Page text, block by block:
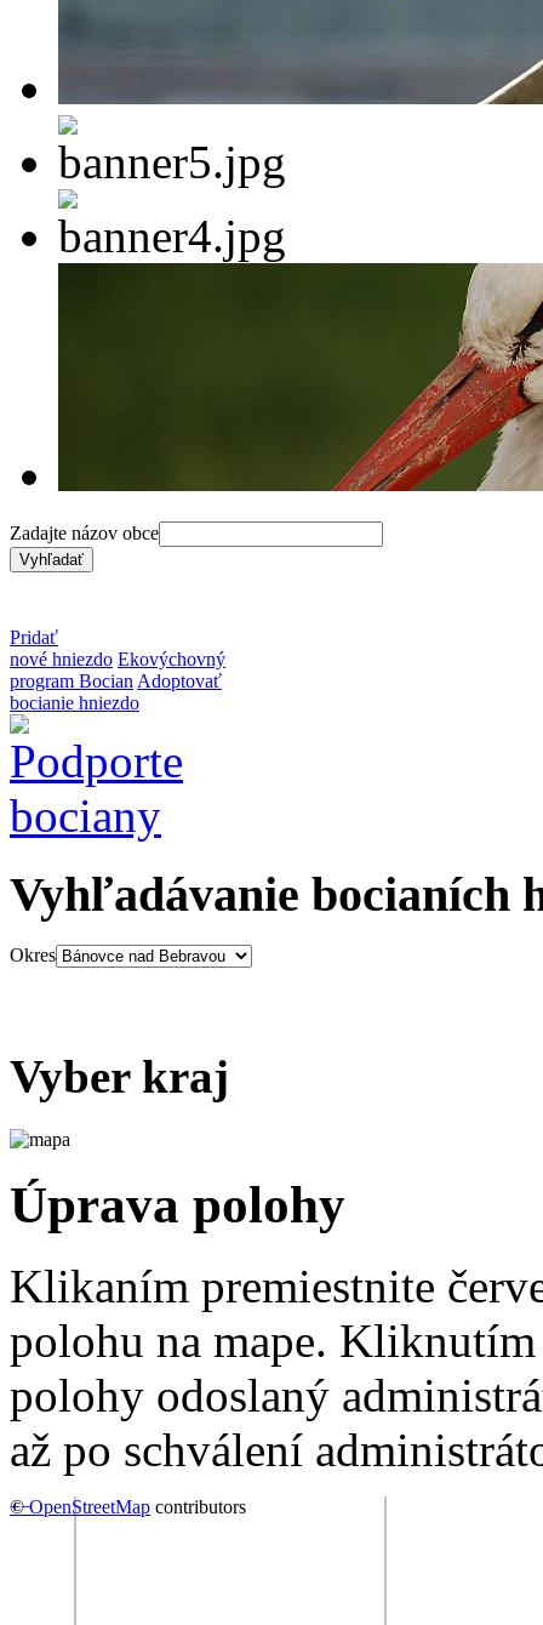
Zadajte názov obce
Pridať
nové hniezdo Ekovýchovný
program Bocian Adoptovať
bocianie hniezdo
Vyhľadávanie bocianích
Okres
Vyber kraj
Úprava polohy
Klikaním premiestnite
polohu na mape.
polohy odoslaný
až po schválení
+−
©OpenStreetMap contributors